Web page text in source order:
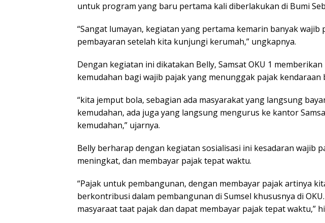
untuk program yang baru pertama kali diberlakukan di Bumi
“Sangat lumayan, kegiatan yang pertama kemarin banyak wajib
pembayaran setelah kita kunjungi kerumah,” ungkapnya.
Dengan kegiatan ini dikatakan Belly, Samsat OKU 1
kemudahan bagi wajib pajak yang menunggak pajak kendaraan
“kita jemput bola, sebagian ada masyarakat yang langsung
kemudahan, ada juga yang langsung mengurus ke kantor
kemudahan,” ujarnya.
Belly berharap dengan kegiatan sosialisasi ini kesadaran wajib
meningkat, dan membayar pajak tepat waktu.
“Pajak untuk pembangunan, dengan membayar pajak artinya
berkontribusi dalam pembangunan di Sumsel khususnya di
masyaraat taat pajak dan dapat membayar pajak tepat waktu,”